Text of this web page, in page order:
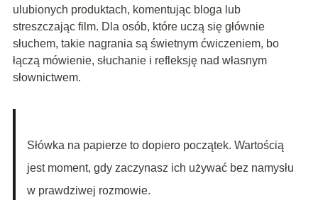
ulubionych produktach, komentując bloga lub
streszczając film. Dla osób, które uczą się głównie
słuchem, takie nagrania są świetnym ćwiczeniem, bo
łączą mówienie, słuchanie i refleksję nad własnym
słownictwem.
Słówka na papierze to dopiero początek. Wartością
jest moment, gdy zaczynasz ich używać bez namysłu
w prawdziwej rozmowie.